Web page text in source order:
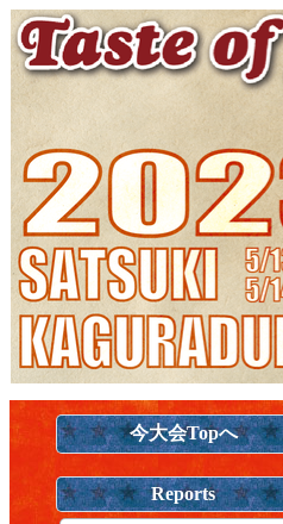
今大会Topへ
Reports